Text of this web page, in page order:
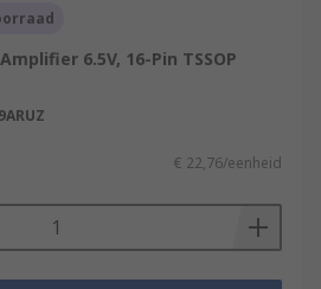
6.5V, 16-Pin TSSOP
€ 22,76/eenheid